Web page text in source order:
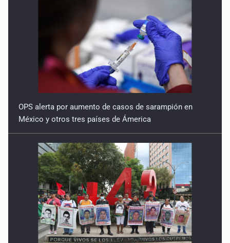
OPS alerta por aumento de casos de sarampión en
México y otros tres países de Ámerica